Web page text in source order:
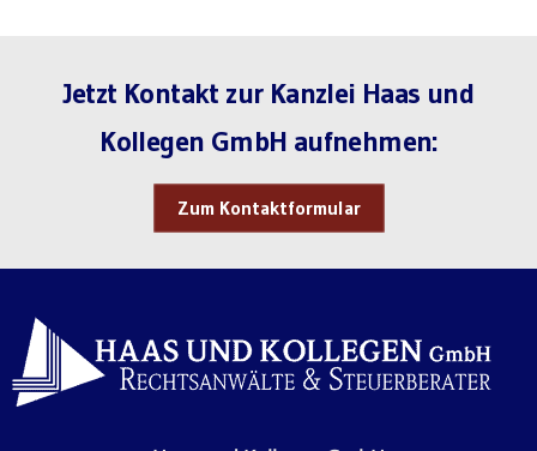
Jetzt Kontakt zur Kanzlei Haas und
Kollegen GmbH aufnehmen:
Zum Kontaktformular